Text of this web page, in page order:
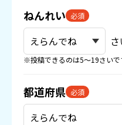
ねんれい 必須
※投稿できるのは5〜19さいで
都道府県 必須